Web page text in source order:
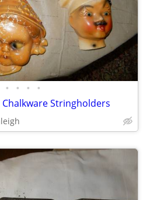
• • • •
Stringholders